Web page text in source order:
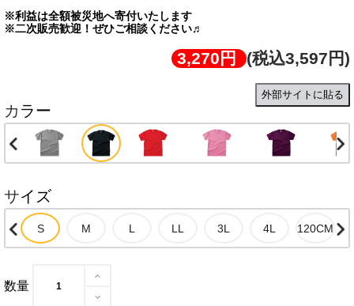
※利益は全額被災地へ寄付いたします
※二次販売歓迎！ぜひご相談ください♬
3,270円 (税込3,597円)
外部サイトに貼る
カラー
サイズ
数量